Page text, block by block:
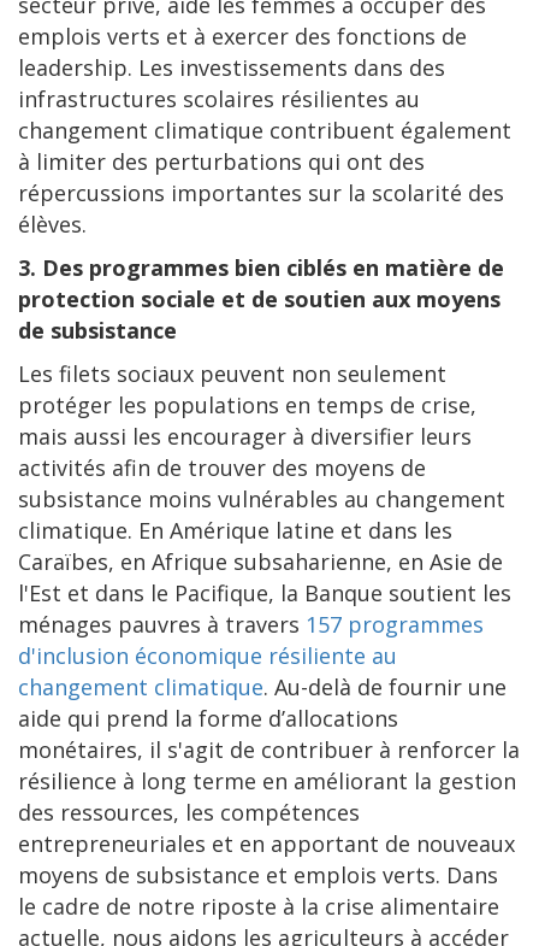
emplois verts et à exercer des fonctions de
leadership. Les investissements dans des
infrastructures scolaires résilientes au
changement climatique contribuent également
à limiter des perturbations qui ont des
répercussions importantes sur la scolarité des
élèves.
3. Des programmes bien ciblés en matière de
protection sociale et de soutien aux moyens
de subsistance
Les filets sociaux peuvent non seulement
protéger les populations en temps de crise,
mais aussi les encourager à diversifier leurs
activités afin de trouver des moyens de
subsistance moins vulnérables au changement
climatique. En Amérique latine et dans les
Caraïbes, en Afrique subsaharienne, en Asie de
l'Est et dans le Pacifique, la Banque soutient les
ménages pauvres à travers 157 programmes
d'inclusion économique résiliente au
changement climatique. Au-delà de fournir une
aide qui prend la forme d’allocations
monétaires, il s'agit de contribuer à renforcer la
résilience à long terme en améliorant la gestion
des ressources, les compétences
entrepreneuriales et en apportant de nouveaux
moyens de subsistance et emplois verts. Dans
le cadre de notre riposte à la crise alimentaire
actuelle, nous aidons les agriculteurs à accéder